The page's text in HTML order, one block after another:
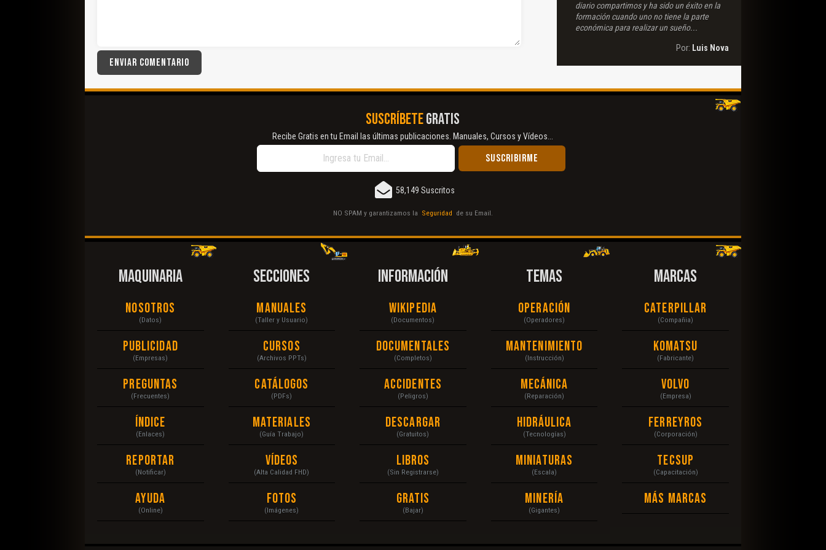
diario compartimos y ha sido un éxito en la
formación cuando uno no tiene la parte
económica para realizar un sueño...
Por: Luis Nova
SUSCRÍBETEGRATIS
Recibe Gratis en tu Email las últimas publicaciones. Manuales, Cursos y Vídeos...
58,149 Suscritos
NO SPAM y garantizamos la Seguridad de su Email.
MAQUINARIA
Nosotros
(Datos)
Publicidad
(Empresas)
Preguntas
(Frecuentes)
Índice
(Enlaces)
Reportar
(Notificar)
Ayuda
(Online)
SECCIONES
Manuales
(Taller y Usuario)
Cursos
(Archivos PPTs)
Catálogos
(PDFs)
Materiales
(Guía Trabajo)
Vídeos
(Alta Calidad FHD)
Fotos
(Imágenes)
INFORMACIÓN
Wikipedia
(Documentos)
Documentales
(Completos)
Accidentes
(Peligros)
Descargar
(Gratuitos)
Libros
(Sin Registrarse)
Gratis
(Bajar)
TEMAS
Operación
(Operadores)
Mantenimiento
(Instrucción)
Mecánica
(Reparación)
Hidráulica
(Tecnologías)
Miniaturas
(Escala)
Minería
(Gigantes)
MARCAS
Caterpillar
(Compañia)
Komatsu
(Fabricante)
Volvo
(Empresa)
Ferreyros
(Corporación)
Tecsup
(Capacitación)
Más Marcas